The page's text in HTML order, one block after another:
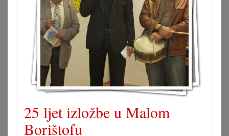
25 ljet izložbe u Malom
Borištofu